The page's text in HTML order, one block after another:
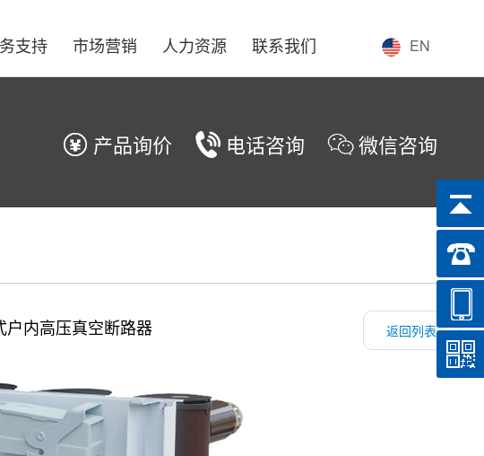
EN
支持 市场营销 人力资源 联系我们
产品询价 电话咨询 微信咨询
户内高压真空断路器 返回列表